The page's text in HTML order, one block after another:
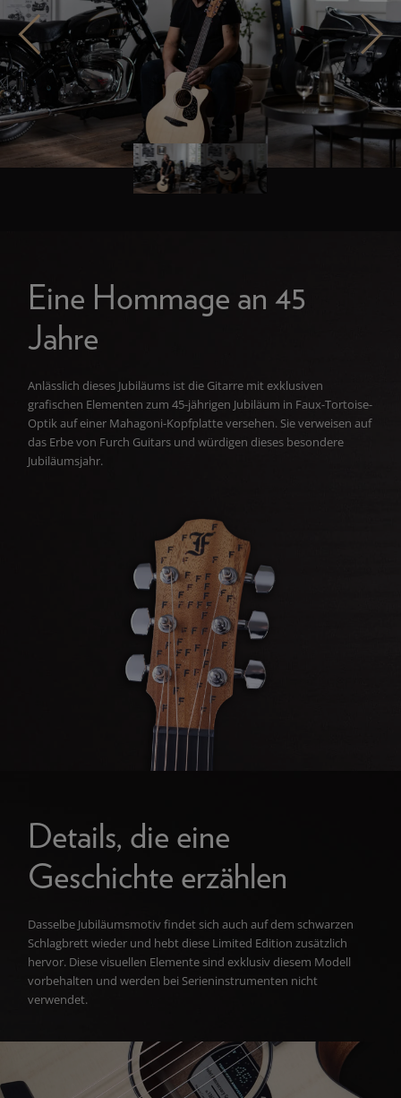
Eine Hommage an 45
Jahre
Anlässlich dieses Jubiläums ist die Gitarre mit exklusiven
grafischen Elementen zum 45-jährigen Jubiläum in Faux-Tortoise-
Optik auf einer Mahagoni-Kopfplatte versehen. Sie verweisen auf
das Erbe von Furch Guitars und würdigen dieses besondere
Jubiläumsjahr.
Details, die eine
Geschichte erzählen
Dasselbe Jubiläumsmotiv findet sich auch auf dem schwarzen
Schlagbrett wieder und hebt diese Limited Edition zusätzlich
hervor. Diese visuellen Elemente sind exklusiv diesem Modell
vorbehalten und werden bei Serieninstrumenten nicht
verwendet.